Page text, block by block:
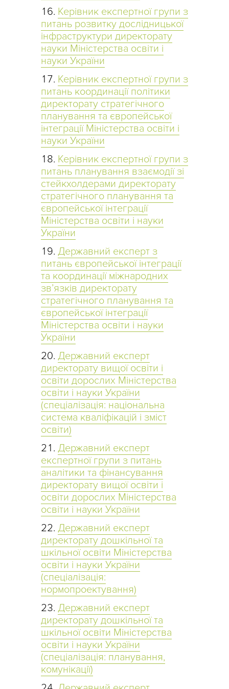
Керівник експертної групи з
питань розвитку дослідницької
інфраструктури директорату
науки Міністерства освіти і
науки України
Керівник експертної групи з
питань координації політики
директорату стратегічного
планування та європейської
інтеграції Міністерства освіти і
науки України
Керівник експертної групи з
питань планування взаємодії зі
стейкхолдерами директорату
стратегічного планування та
європейської інтеграції
Міністерства освіти і науки
України
Державний експерт з
питань європейської інтеграції
та координації міжнародних
зв’язків директорату
стратегічного планування та
європейської інтеграції
Міністерства освіти і науки
України
Державний експерт
директорату вищої освіти і
освіти дорослих Міністерства
освіти і науки України
(спеціалізація: національна
система кваліфікацій і зміст
освіти)
Державний експерт
експертної групи з питань
аналітики та фінансування
директорату вищої освіти і
освіти дорослих Міністерства
освіти і науки України
Державний експерт
директорату дошкільної та
шкільної освіти Міністерства
освіти і науки України
(спеціалізація:
нормопроектування)
Державний експерт
директорату дошкільної та
шкільної освіти Міністерства
освіти і науки України
(спеціалізація: планування,
комунікації)